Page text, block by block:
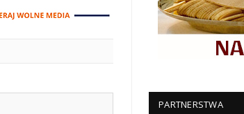
PARTNERSTWA